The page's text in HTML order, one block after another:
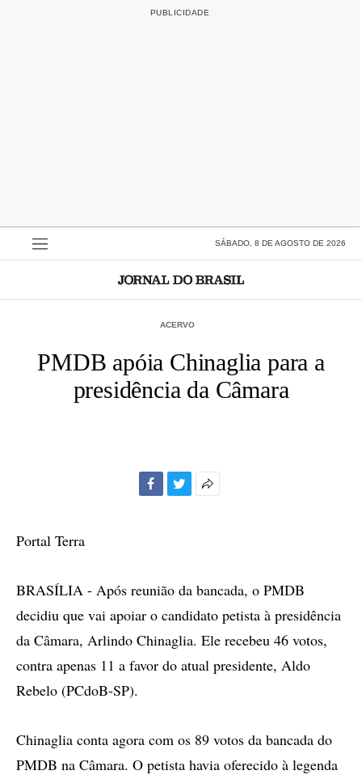
SÁBADO, 8 DE AGOSTO DE 2026
ACERVO
PMDB apóia Chinaglia para a
presidência da Câmara
Portal Terra
BRASÍLIA - Após reunião da bancada, o PMDB
decidiu que vai apoiar o candidato petista à presidência
da Câmara, Arlindo Chinaglia. Ele recebeu 46 votos,
contra apenas 11 a favor do atual presidente, Aldo
Rebelo (PCdoB-SP).
Chinaglia conta agora com os 89 votos da bancada do
PMDB na Câmara. O petista havia oferecido à legenda